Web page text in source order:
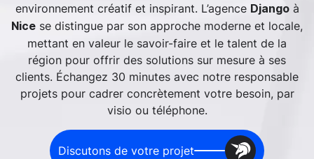
environnement créatif et inspirant. L’agence Djangoà
Nice se distingue par son approche moderne et locale,
mettant en valeur le savoir-faire et le talent de la
région pour offrir des solutions sur mesure à ses
clients. Échangez 30 minutes avec notre responsable
projets pour cadrer concrètement votre besoin, par
visio ou téléphone.
Discutons de votre projet